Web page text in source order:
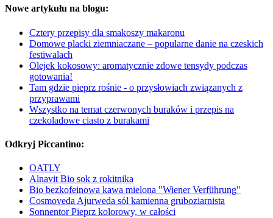
Nowe artykułu na blogu:
Cztery przepisy dla smakoszy makaronu
Domowe placki ziemniaczane – popularne danie na czeskich
festiwalach
Olejek kokosowy: aromatycznie zdowe tensydy podczas
gotowania!
Tam gdzie pieprz rośnie - o przysłowiach związanych z
przyprawami
Wszystko na temat czerwonych buraków i przepis na
czekoladowe ciasto z burakami
Odkryj Piccantino:
OATLY
Alnavit Bio sok z rokitnika
Bio bezkofeinowa kawa mielona "Wiener Verführung"
Cosmoveda Ajurweda sól kamienna gruboziarnista
Sonnentor Pieprz kolorowy, w całości